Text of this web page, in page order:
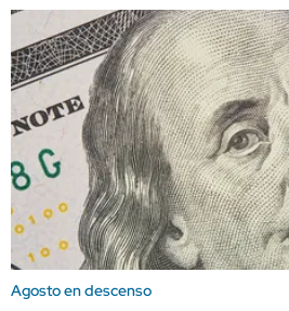
Agosto en descenso